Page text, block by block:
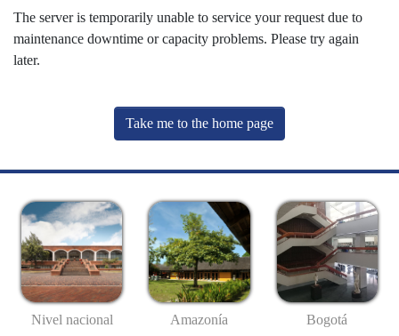
The server is temporarily unable to service your request due to
maintenance downtime or capacity problems. Please try again
later.
Take me to the home page
Nivel nacional Amazonía Bogotá